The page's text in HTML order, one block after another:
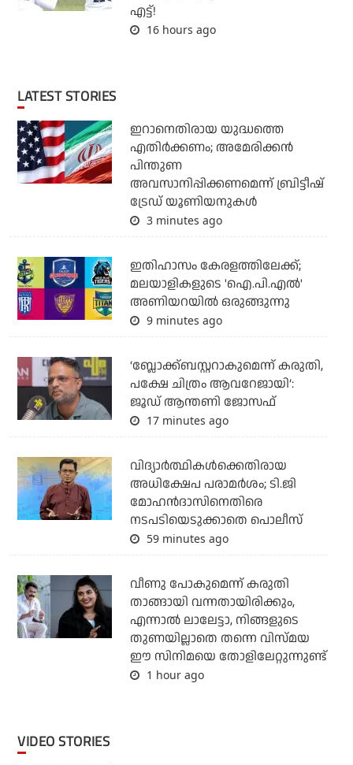
എട്ട്!
16 hours ago
LATEST STORIES
ഇറാനെതിരായ യുദ്ധത്തെ
എതിര്‍ക്കണം; അമേരിക്കന്‍
പിന്തുണ
അവസാനിപ്പിക്കണമെന്ന് ബ്രിട്ടീഷ്
ട്രേഡ് യൂണിയനുകള്‍
3 minutes ago
ഇതിഹാസം കേരളത്തിലേക്ക്;
മലയാളികളുടെ 'ഐ.പി.എല്‍'
അണിയറയില്‍ ഒരുങ്ങുന്നു
9 minutes ago
‘ബ്ലോക്ക്ബസ്റ്ററാകുമെന്ന് കരുതി,
പക്ഷേ ചിത്രം ആവറേജായി’:
ജൂഡ് ആന്തണി ജോസഫ്
17 minutes ago
വിദ്യാര്‍ത്ഥികള്‍ക്കെതിരായ
അധിക്ഷേപ പരാമര്‍ശം; ടി.ജി
മോഹന്‍ദാസിനെതിരെ
നടപടിയെടുക്കാതെ പൊലീസ്
59 minutes ago
വീണു പോകുമെന്ന് കരുതി
താങ്ങായി വന്നതായിരിക്കും,
എന്നാല്‍ ലാലേട്ടാ, നിങ്ങളുടെ
തുണയില്ലാതെ തന്നെ വിസ്മയ
ഈ സിനിമയെ തോളിലേറ്റുന്നുണ്ട്
1 hour ago
VIDEO STORIES